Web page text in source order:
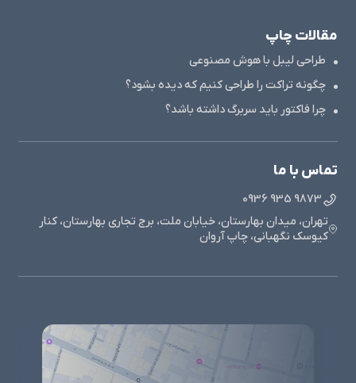
مقالات چاپ
طراحی لیبل با هوش مصنوعی
چگونه تراکت را طراحی کنیم که دیده بشود؟
چرا فاکتور باید سربرگ داشته باشد؟
تماس با ما
9873 935 0936
تهران، میدان بهارستان، خیابان ملت، برج تجاری بهارستان، کنار
کیوسک نگهبانی، چاپ آروان